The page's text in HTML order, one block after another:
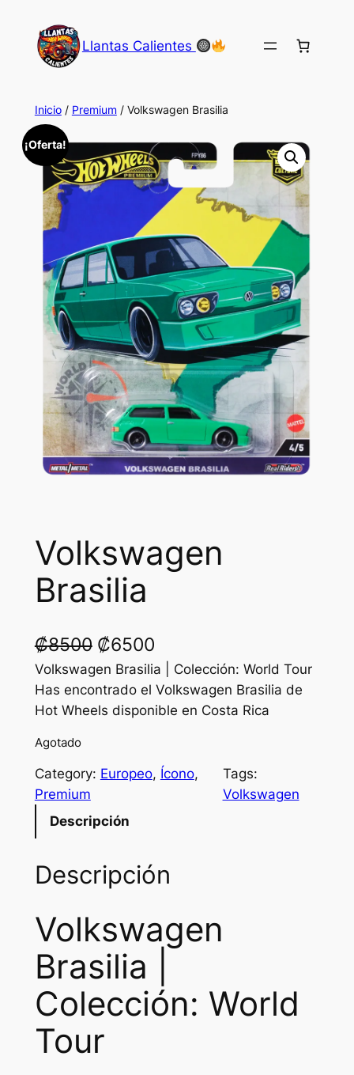
contenido
Llantas Calientes
Inicio/ Premium/ Volkswagen Brasilia
¡Oferta!
Volkswagen
Brasilia
₡8500 O
r
i
n
p
i
c
e
w
a
s
₡6500C
u
r
n
r
c
e
s
Volkswagen Brasilia | Colección: World Tour
Has encontrado el Volkswagen Brasilia de
Hot Wheels disponible en Costa Rica
Agotado
Category: Europeo, Ícono
Premium
Tags:
Volkswagen
Descripción
Descripción
Volkswagen
Brasilia |
Colección: World
Tour